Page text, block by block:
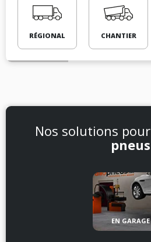
RÉGIONAL CHANTIER
Nos solutions pour
pneus
EN GARAGE